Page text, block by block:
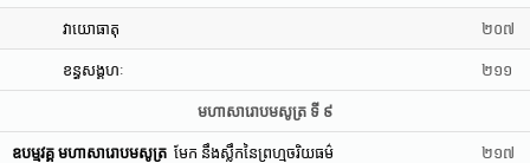
វាយោធាតុ ២០៧
ខន្ធសង្គហៈ ២១១
មហាសារោបមសូត្រ ទី ៩
ឧបម្មវគ្គ មហាសារោបមសូត្រ មែក នឹងស្លឹកនៃព្រហ្មចរិយធម៌ ២១៧